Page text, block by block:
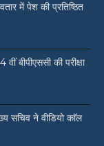
में पेश की प्रतिष्ठित
बीपीएससी की परीक्षा
सचिव ने वीडियो काॅल